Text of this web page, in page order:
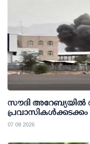
സൗദി അറേബ്യയില്‍
07 08 2026